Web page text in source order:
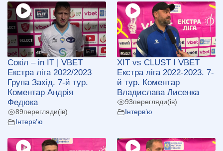
Сокіл – in IT | VBET
Екстра ліга 2022/2023
Група Захід. 7-й тур.
Коментар Андрія
Федюка
89перегляди(ів)
Інтерв’ю
ХІТ vs CLUST І VBET
Екстра ліга 2022-2023. 7-
й тур. Коментар
Владислава Лисенка
93перегляди(ів)
Інтерв’ю